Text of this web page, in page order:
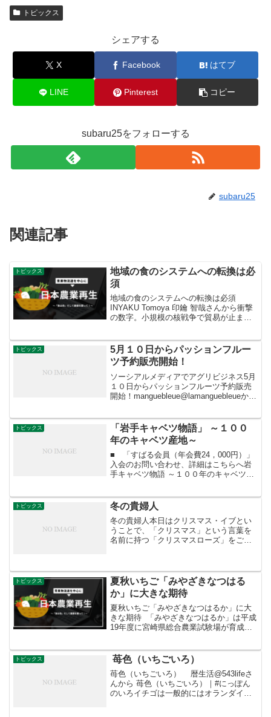
トピックス
シェアする
X Facebook はてブ
LINE Pinterest コピー
subaru25をフォローする
subaru25
関連記事
トピックス
地域の食のシステムへの転換は必
須
地域の食のシステムへの転換は必須
INYAKU Tomoya 印鑰 智哉さんから衝撃
の数字。小規模の核戦争で貿易が止まっ
日本は餓死で国が終わる。欧米はもちろ
んアフリカの...
トピックス
5月１０日からパッションフルー
ツ予約販売開始！
ソーシアルメディアでアグリビジネス5月
１０日からパッションフルーツ予約販売
開始！manguebleue@lamanguebleueから
約販売スタートします！...
トピックス
「岩手キャベツ物語」 ～１００
年のキャベツ産地～
■ 「すばる会員（年会費24，000円）」
入会のお問い合わせ、詳細はこちらへ岩
手キャベツ物語 ～１００年のキャベツ産
う。 昭和４０年代、市場の人たちにとっ
て「南部かん...
トピックス 冬の貴婦人
冬の貴婦人本日はクリスマス・イブとい
うことで、「クリスマス」という言葉を
名前に持つ「クリスマスローズ」をご紹
す。草木が芽吹く前から常緑の葉を広げ
大きな花をつけるため、早春...
トピックス
夏秋いちご「みやざきなつはる
か」に大きな期待
夏秋いちご「みやざきなつはるか」に大
きな期待 「みやざきなつはるか」は平成
19年度に宮崎県総合農業試験場が育成し
ちご栽培に取り組まれているが、これま
での主力品種は、種...
トピックス 苺色（いちごいろ）
苺色（いちごいろ） 暦生活@543lifeさ
んから 苺色（いちごいろ）｜#にっぽん
のいろイチゴは一般的にはオランダイチ